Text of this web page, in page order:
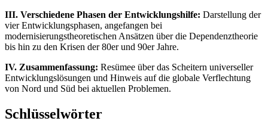
III. Verschiedene Phasen der Entwicklungshilfe: Darstellung der
vier Entwicklungsphasen, angefangen bei
modernisierungstheoretischen Ansätzen über die Dependenztheorie
bis hin zu den Krisen der 80er und 90er Jahre.
IV. Zusammenfassung: Resümee über das Scheitern universeller
Entwicklungslösungen und Hinweis auf die globale Verflechtung
von Nord und Süd bei aktuellen Problemen.
Schlüsselwörter